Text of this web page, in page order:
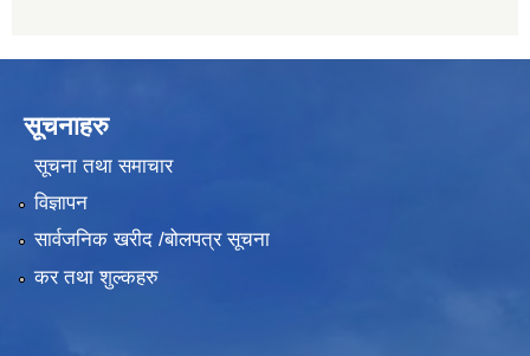
सूचनाहरु
सूचना तथा समाचार
विज्ञापन
सार्वजनिक खरीद /बोलपत्र सूचना
कर तथा शुल्कहरु